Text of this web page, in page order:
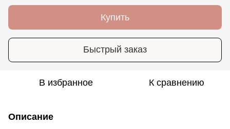
Купить
Быстрый заказ
В избранное К сравнению
Описание